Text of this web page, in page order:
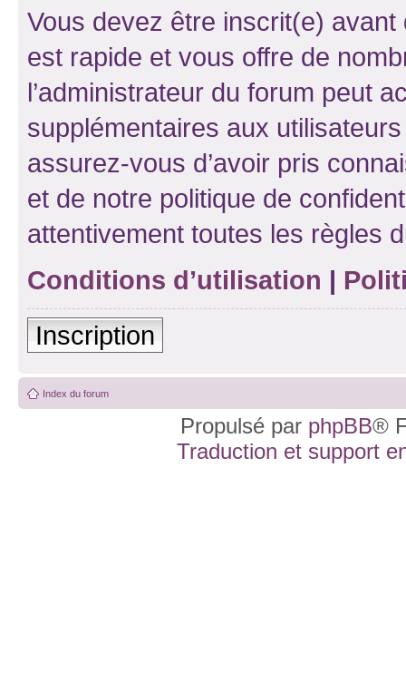
Vous devez être inscrit(e) avant
est rapide et vous offre de
l’administrateur du forum peut
supplémentaires aux
assurez-vous d’avoir pris
et de notre politique de
attentivement toutes les règles
Conditions d’utilisation |
Inscription
Index du forum
Propulsé par phpBB®
Traduction et support